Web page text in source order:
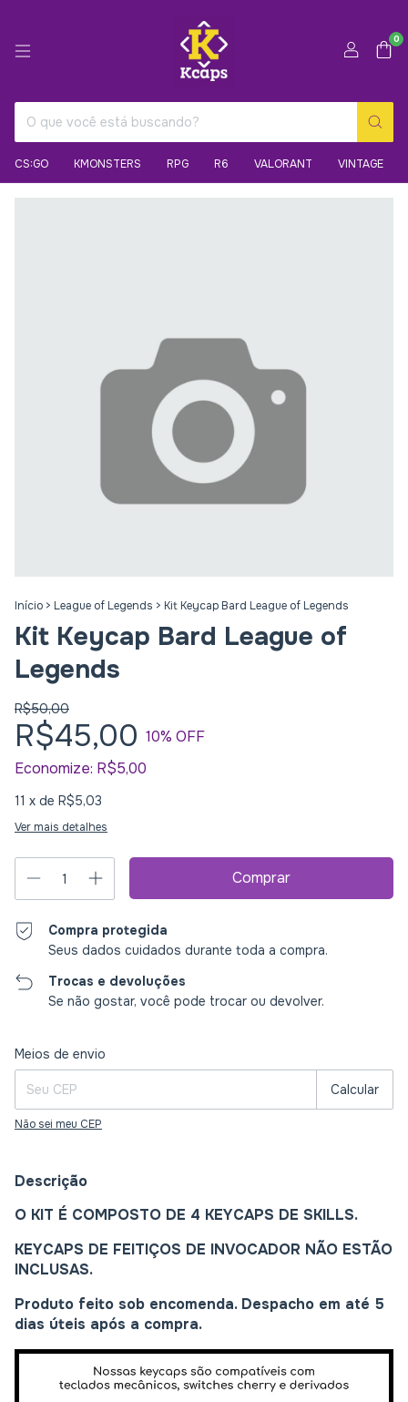
0
CS:GO KMONSTERS RPG R6 VALORANT VINTAGE
Início > League of Legends > Kit Keycap Bard League of Legends
Kit Keycap Bard League of
Legends
R$50,00
R$45,00 10% OFF
Economize: R$5,00
11 x de R$5,03
Ver mais detalhes
Compra protegida
Seus dados cuidados durante toda a compra.
Trocas e devoluções
Se não gostar, você pode trocar ou devolver.
Entregas para o CEP:
Meios de envio
Calcular
Não sei meu CEP
Descrição
O KIT É COMPOSTO DE 4 KEYCAPS DE SKILLS.
KEYCAPS DE FEITIÇOS DE INVOCADOR NÃO ESTÃO
INCLUSAS.
Produto feito sob encomenda. Despacho em até 5
dias úteis após a compra.